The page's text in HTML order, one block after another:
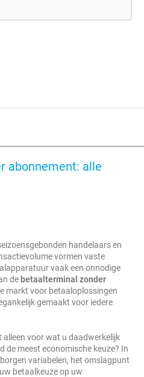
abonnement: alle
handelaars en
vormen vaste
vaak een onnodige
de betaalterminal zonder
markt voor betaaloplossingen
gemaakt voor iedere
alleen voor wat u daadwerkelijk
de meest economische keuze? In
variabelen, het omslagpunt
betaalkeuze op uw